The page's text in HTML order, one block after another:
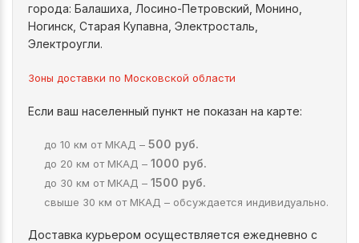
города: Балашиха, Лосино-Петровский, Монино,
Ногинск, Старая Купавна, Электросталь,
Электроугли.
Зоны доставки по Московской области
Если ваш населенный пункт не показан на карте:
до 10 км от МКАД – 500 руб.
до 20 км от МКАД – 1000 руб.
до 30 км от МКАД – 1500 руб.
свыше 30 км от МКАД – обсуждается индивидуально.
Доставка курьером осуществляется ежедневно с